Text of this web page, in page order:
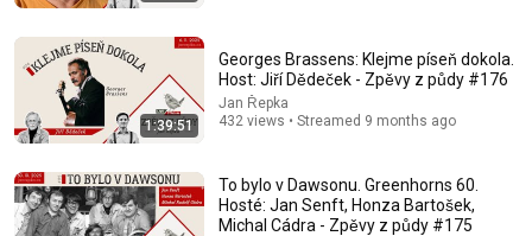
Memory Loss After 60 - Dr. William Li
Health Knowledge Lab • 303K views
1:39:51
Georges Brassens: Klejme píseň dokola.
Host: Jiří Dědeček - Zpěvy z půdy #176
Jan Řepka
432 views • Streamed 9 months ago
To bylo v Dawsonu. Greenhorns 60.
Hosté: Jan Senft, Honza Bartošek,
Michal Cádra - Zpěvy z půdy #175